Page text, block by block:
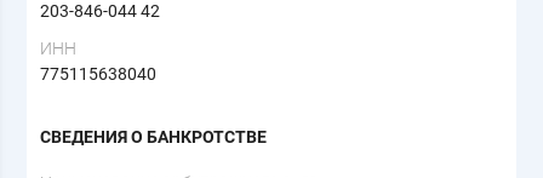
203-846-044 42
ИНН
775115638040
СВЕДЕНИЯ О БАНКРОТСТВЕ